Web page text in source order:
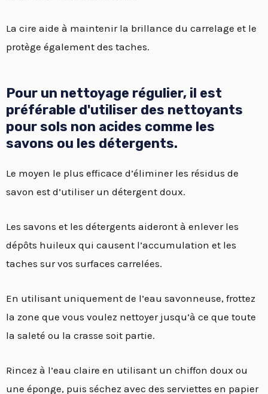
La cire aide à maintenir la brillance du carrelage et le
protège également des taches.
Pour un nettoyage régulier, il est
préférable d'utiliser des nettoyants
pour sols non acides comme les
savons ou les détergents.
Le moyen le plus efficace d’éliminer les résidus de
savon est d’utiliser un détergent doux.
Les savons et les détergents aideront à enlever les
dépôts huileux qui causent l’accumulation et les
taches sur vos surfaces carrelées.
En utilisant uniquement de l’eau savonneuse, frottez
la zone que vous voulez nettoyer jusqu’à ce que toute
la saleté ou la crasse soit partie.
Rincez à l’eau claire en utilisant un chiffon doux ou
une éponge, puis séchez avec des serviettes en papier